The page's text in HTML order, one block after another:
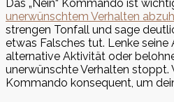
Das „Nein“ Kommando ist
unerwünschtem Verhalten
strengen Tonfall und sage
etwas Falsches tut. Lenke
alternative Aktivität oder
unerwünschte Verhalten stoppt.
Kommando konsequent, um